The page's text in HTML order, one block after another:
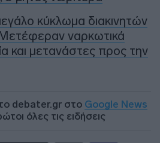
κύκλωμα διακινητών
ναρκωτικά
και μετανάστες προς την
debater.gr στο Google News
όλες τις ειδήσεις